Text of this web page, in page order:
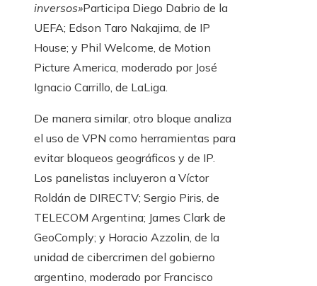
inversos»Participa Diego Dabrio de la
UEFA; Edson Taro Nakajima, de IP
House; y Phil Welcome, de Motion
Picture America, moderado por José
Ignacio Carrillo, de LaLiga.
De manera similar, otro bloque analiza
el uso de VPN como herramientas para
evitar bloqueos geográficos y de IP.
Los panelistas incluyeron a Víctor
Roldán de DIRECTV; Sergio Piris, de
TELECOM Argentina; James Clark de
GeoComply; y Horacio Azzolin, de la
unidad de cibercrimen del gobierno
argentino, moderado por Francisco